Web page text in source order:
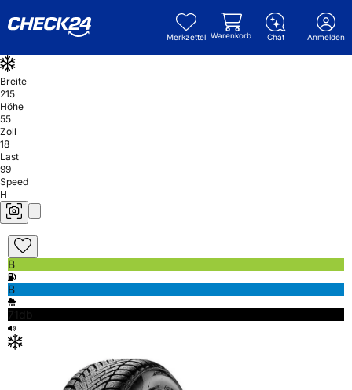
Merkzettel Warenkorb Chat Anmelden
Breite
215
Höhe
55
Zoll
18
Last
99
Speed
H
B
B
71db